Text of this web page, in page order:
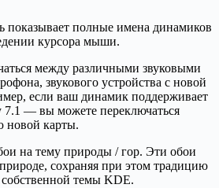
показывает полные имена динамиков
курсора мыши.
между различными звуковыми
звукового устройства с новой
если ваш динамик поддерживает
7.1 — вы можете переключаться
новой карты.
на тему природы / гор. Эти обои
сохраняя при этом традицию
собственной темы KDE.